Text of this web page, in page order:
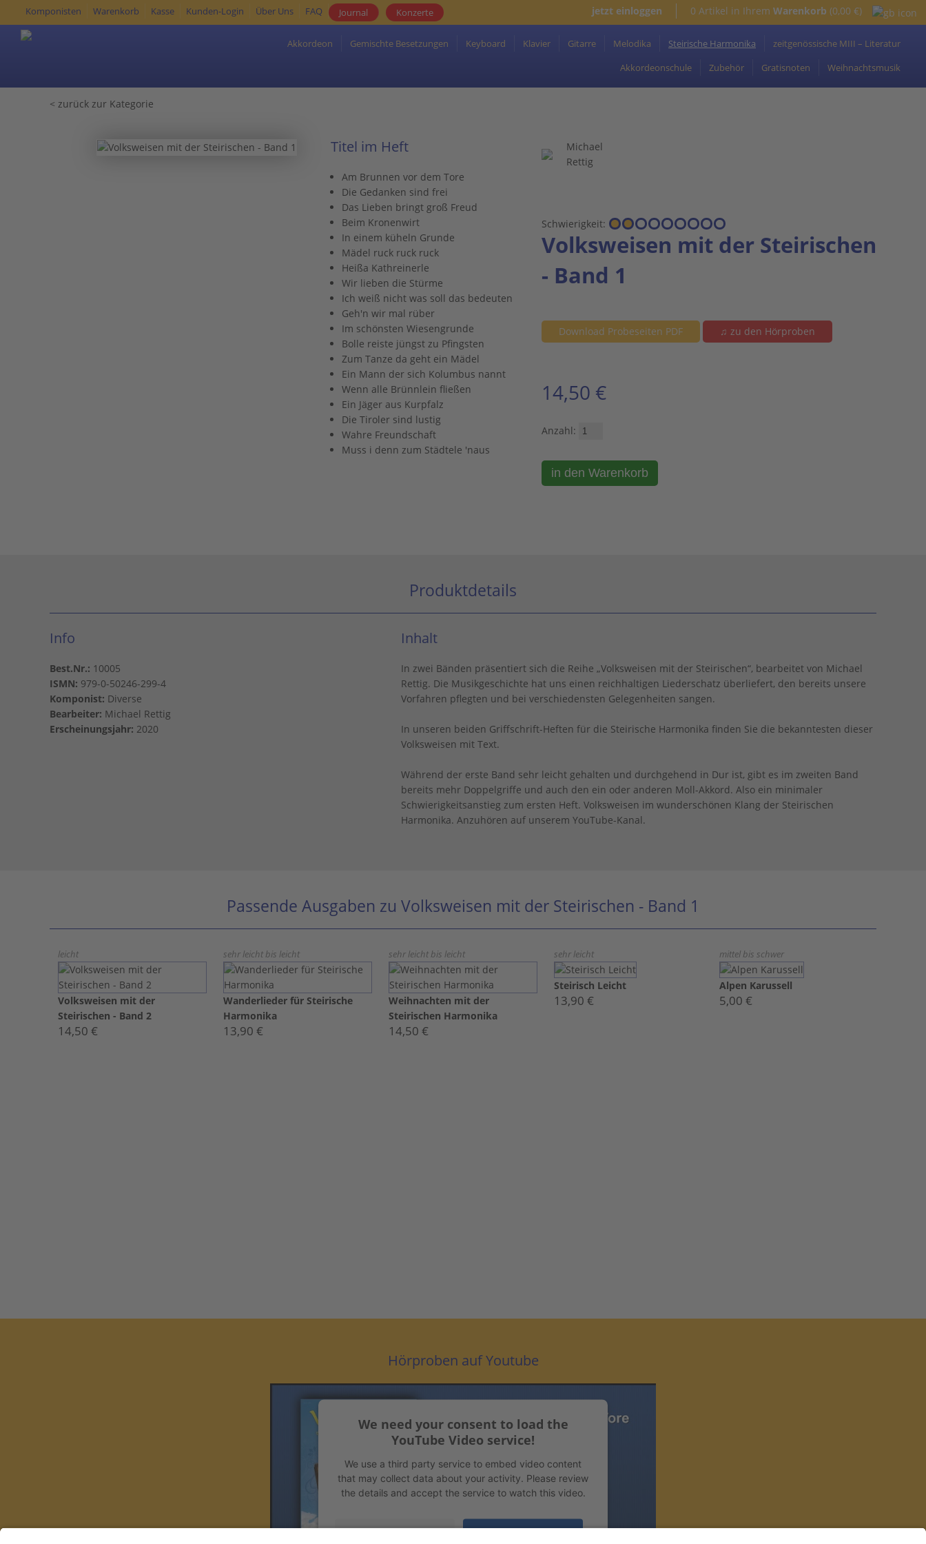
Komponisten Warenkorb Kasse Kunden-Login Über Uns FAQ Journal Konzerte 0 Artikel in Ihrem Warenkorb (0,00 €)
jetzt einloggen
Akkordeon Gemischte Besetzungen Keyboard Klavier Gitarre Melodika Steirische Harmonika
zeitgenössische MIII – Literatur
Akkordeonschule
Zubehör Gratisnoten Weihnachtsmusik
< zurück zur Kategorie
Titel im Heft
Am Brunnen vor dem Tore
Die Gedanken sind frei
Das Lieben bringt groß Freud
Beim Kronenwirt
In einem küheln Grunde
Mädel ruck ruck ruck
Heißa Kathreinerle
Wir lieben die Stürme
Ich weiß nicht was soll das bedeuten
Geh'n wir mal rüber
Im schönsten Wiesengrunde
Bolle reiste jüngst zu Pfingsten
Zum Tanze da geht ein Mädel
Ein Mann der sich Kolumbus nannt
Wenn alle Brünnlein fließen
Ein Jäger aus Kurpfalz
Die Tiroler sind lustig
Wahre Freundschaft
Muss i denn zum Städtele 'naus
Michael
Rettig
Schwierigkeit:
Volksweisen mit der Steirischen
- Band 1
Download Probeseiten PDF ♫ zu den Hörproben
14,50 €
Anzahl:
Produktdetails
Info
Best.Nr.: 10005
ISMN: 979-0-50246-299-4
Komponist: Diverse
Bearbeiter: Michael Rettig
Erscheinungsjahr: 2020
Inhalt
In zwei Bänden präsentiert sich die Reihe „Volksweisen mit der Steirischen“, bearbeitet von Michael
Rettig. Die Musikgeschichte hat uns einen reichhaltigen Liederschatz überliefert, den bereits unsere
Vorfahren pflegten und bei verschiedensten Gelegenheiten sangen.
In unseren beiden Griffschrift-Heften für die Steirische Harmonika finden Sie die bekanntesten dieser
Volksweisen mit Text.
Während der erste Band sehr leicht gehalten und durchgehend in Dur ist, gibt es im zweiten Band
bereits mehr Doppelgriffe und auch den ein oder anderen Moll-Akkord. Also ein minimaler
Schwierigkeitsanstieg zum ersten Heft. Volksweisen im wunderschönen Klang der Steirischen
Harmonika. Anzuhören auf unserem YouTube-Kanal.
Passende Ausgaben zu Volksweisen mit der Steirischen - Band 1
leicht
Volksweisen mit der
Steirischen - Band 2
14,50 €
sehr leicht bis leicht
Wanderlieder für Steirische
Harmonika
13,90 €
sehr leicht bis leicht
Weihnachten mit der
Steirischen Harmonika
14,50 €
sehr leicht
Steirisch Leicht
13,90 €
mittel bis schwer
Alpen Karussell
5,00 €
Hörproben auf Youtube
We need your consent to load the
YouTube Video service!
We use a third party service to embed video content
that may collect data about your activity. Please review
the details and accept the service to watch this video.